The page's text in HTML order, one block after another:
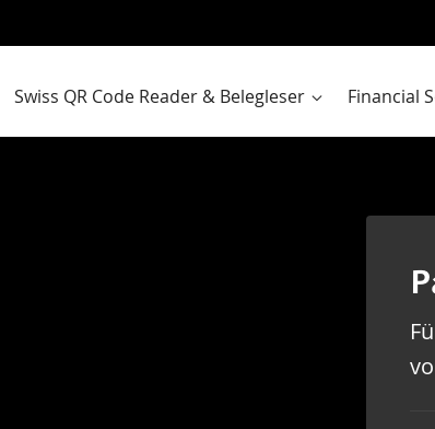
Swiss QR Code Reader & Belegleser Financial